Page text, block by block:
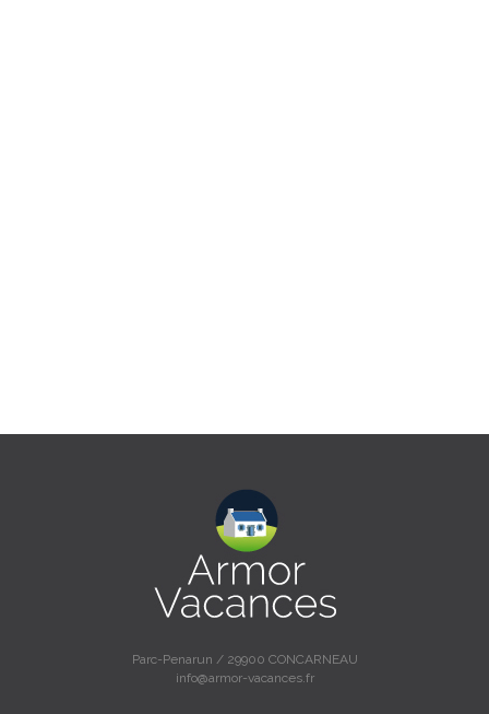
Parc-Penarun / 29900 CONCARNEAU
info@armor-vacances.fr